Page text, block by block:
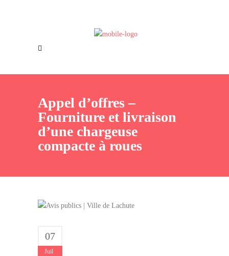
Offres d’emploi
Appel d’offres –
Fourniture et livraison
d’une chargeuse
compacte à roues
07
Juil